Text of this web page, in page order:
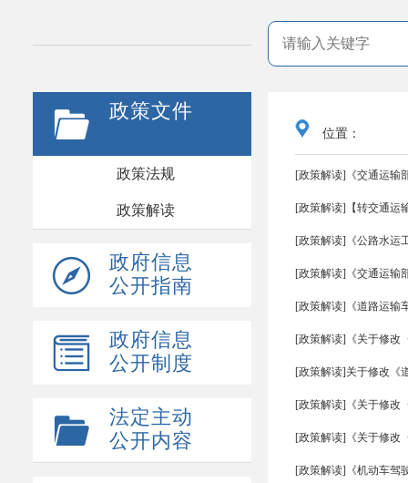
政策文件
政策法规
政策解读
政府信息
公开指南
政府信息
公开制度
法定主动
公开内容
位置：
[政策解读]《交通运输
[政策解读]【转交通运
[政策解读]《公路水运
[政策解读]《交通运输
[政策解读]《道路运输
[政策解读]《关于修改
[政策解读]关于修改《
[政策解读]《关于修改
[政策解读]《关于修改
[政策解读]《机动车驾